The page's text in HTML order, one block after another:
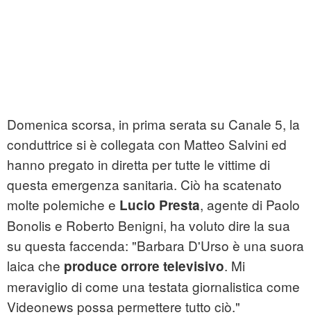
Domenica scorsa, in prima serata su Canale 5, la
conduttrice si è collegata con Matteo Salvini ed
hanno pregato in diretta per tutte le vittime di
questa emergenza sanitaria. Ciò ha scatenato
molte polemiche e Lucio Presta, agente di Paolo
Bonolis e Roberto Benigni, ha voluto dire la sua
su questa faccenda: "Barbara D'Urso è una suora
laica che produce orrore televisivo. Mi
meraviglio di come una testata giornalistica come
Videonews possa permettere tutto ciò."